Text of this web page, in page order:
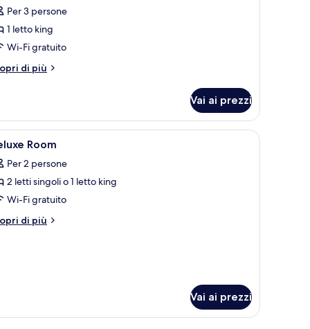
Per 3 persone
1 letto king
Wi-Fi gratuito
di più
Vai ai prezzi
copriletto in piuma, minibar Biancheria da letto di alta qualità, copriletto
7 Room
Per 2 persone
2 letti singoli o 1 letto king
Wi-Fi gratuito
di più
Vai ai prezzi